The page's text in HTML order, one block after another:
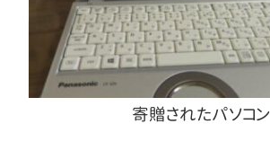
寄贈されたパソコン